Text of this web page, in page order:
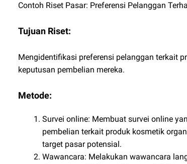
Contoh Riset Pasar: Preferensi Pelanggan
Tujuan Riset:
Mengidentifikasi preferensi pelanggan terkait
keputusan pembelian mereka.
Metode:
Survei online: Membuat survei online
pembelian terkait produk kosmetik
target pasar potensial.
Wawancara: Melakukan wawancara